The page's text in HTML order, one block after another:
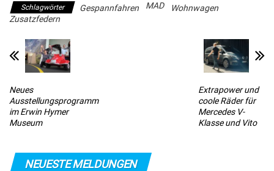
Schlagwörter Gespannfahren MAD
Wohnwagen
Zusatzfedern
Neues
Ausstellungsprogramm
im Erwin Hymer
Museum
Extrapower und
coole Räder für
Mercedes V-
Klasse und Vito
NEUESTE MELDUNGEN